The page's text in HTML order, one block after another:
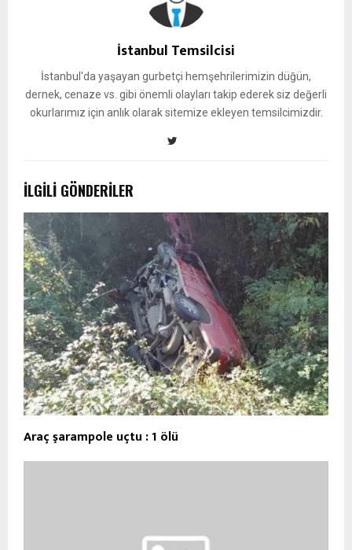
İstanbul Temsilcisi
İstanbul'da yaşayan gurbetçi hemşehrilerimizin düğün,
dernek, cenaze vs. gibi önemli olayları takip ederek siz değerli
okurlarımız için anlık olarak sitemize ekleyen temsilcimizdir.
İLGILI GÖNDERILER
Araç şarampole uçtu : 1 ölü